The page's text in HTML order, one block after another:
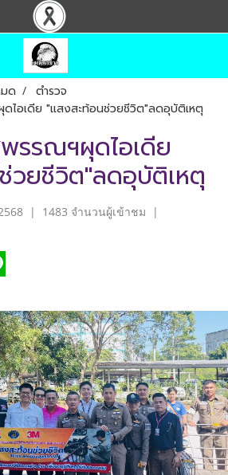
ด
ตำรวจ
ไอเดีย "แสงสะท้อนช่วยชีวิต"ลดอุบัติเหตุ
รรณฯผุดไอเดีย
วยชีวิต"ลดอุบัติเหตุ
| 1483 จำนวนผู้เข้าชม |